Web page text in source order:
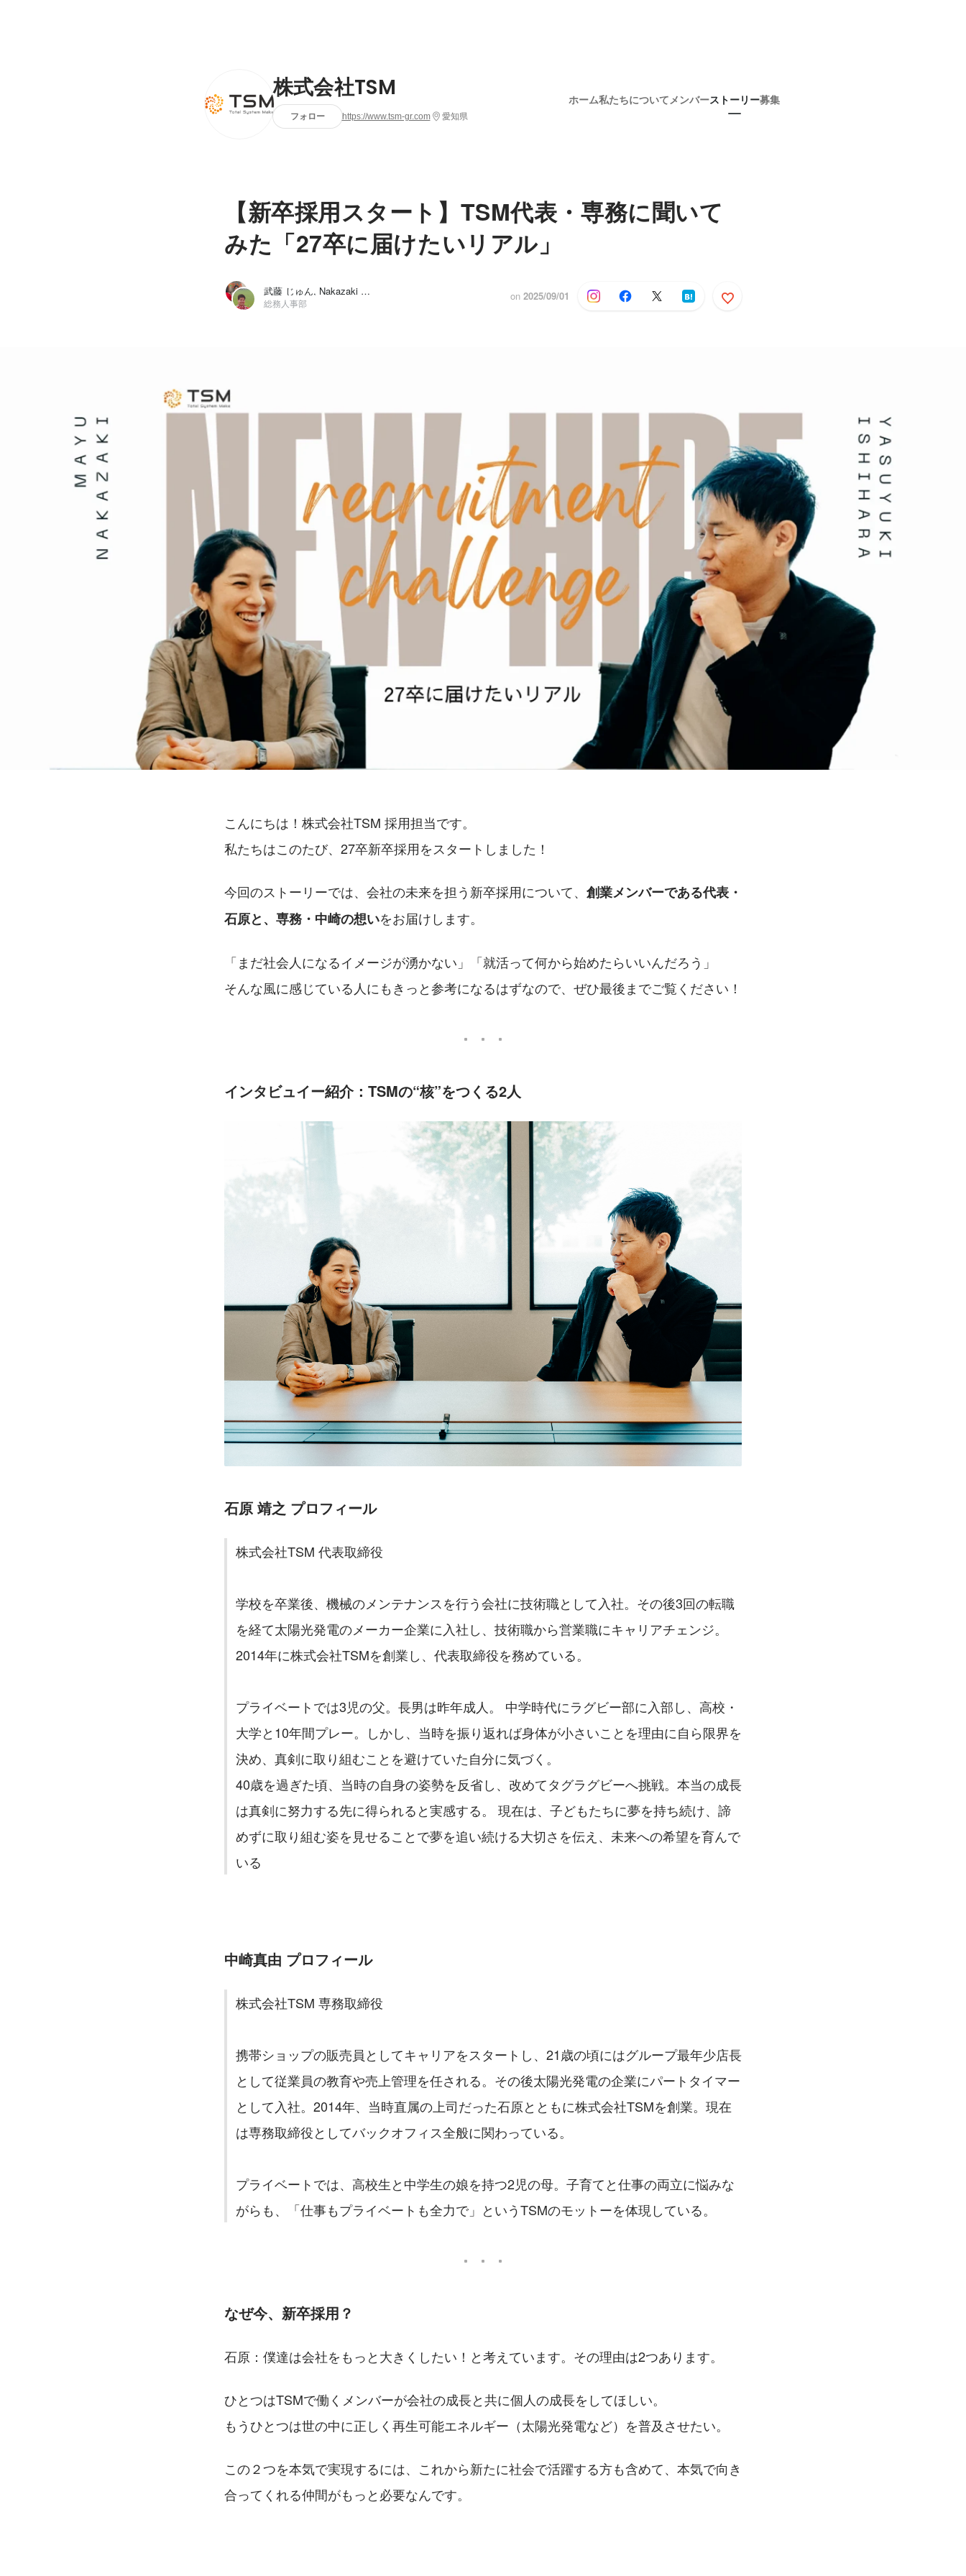
株式会社TSM
フォロー https://www.tsm-gr.com 愛知県
ホーム私たちについて メンバーストーリー募集
【新卒採用スタート】TSM代表・専務に聞いて
みた「27卒に届けたいリアル」
武藤 じゅん, Nakazaki Mayu
総務人事部
on 2025/09/01
こんにちは！株式会社TSM 採用担当です。
私たちはこのたび、27卒新卒採用をスタートしました！
今回のストーリーでは、会社の未来を担う新卒採用について、 創業メンバーである代表・
石原と、専務・中崎の想いをお届けします。
「まだ社会人になるイメージが湧かない」「就活って何から始めたらいいんだろう」
そんな風に感じている人にもきっと参考になるはずなので、ぜひ最後までご覧ください！
インタビュイー紹介：TSMの“核”をつくる2人
石原 靖之 プロフィール
株式会社TSM 代表取締役
学校を卒業後、機械のメンテナンスを行う会社に技術職として入社。その後3回の転職
を経て太陽光発電のメーカー企業に入社し、技術職から営業職にキャリアチェンジ。
2014年に株式会社TSMを創業し、代表取締役を務めている。
プライベートでは3児の父。長男は昨年成人。 中学時代にラグビー部に入部し、高校・
大学と10年間プレー。しかし、当時を振り返れば身体が小さいことを理由に自ら限界を
決め、真剣に取り組むことを避けていた自分に気づく。
40歳を過ぎた頃、当時の自身の姿勢を反省し、改めてタグラグビーへ挑戦。本当の成長
は真剣に努力する先に得られると実感する。 現在は、子どもたちに夢を持ち続け、諦
めずに取り組む姿を見せることで夢を追い続ける大切さを伝え、未来への希望を育んで
いる
中崎真由 プロフィール
株式会社TSM 専務取締役
携帯ショップの販売員としてキャリアをスタートし、21歳の頃にはグループ最年少店長
として従業員の教育や売上管理を任される。その後太陽光発電の企業にパートタイマー
として入社。2014年、当時直属の上司だった石原とともに株式会社TSMを創業。現在
は専務取締役としてバックオフィス全般に関わっている。
プライベートでは、高校生と中学生の娘を持つ2児の母。子育てと仕事の両立に悩みな
がらも、「仕事もプライベートも全力で」というTSMのモットーを体現している。
なぜ今、新卒採用？
石原：僕達は会社をもっと大きくしたい！と考えています。その理由は2つあります。
ひとつはTSMで働くメンバーが会社の成長と共に個人の成長をしてほしい。
もうひとつは世の中に正しく再生可能エネルギー（太陽光発電など）を普及させたい。
この２つを本気で実現するには、これから新たに社会で活躍する方も含めて、本気で向き
合ってくれる仲間がもっと必要なんです。
武藤 じゅん